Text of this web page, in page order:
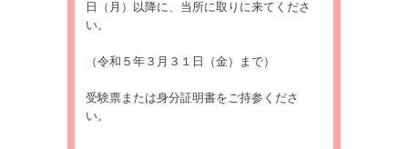
日（月）以降に、当所に取りに来てくださ
い。
（令和５年３月３１日（金）まで）
受験票または身分証明書をご持参くださ
い。